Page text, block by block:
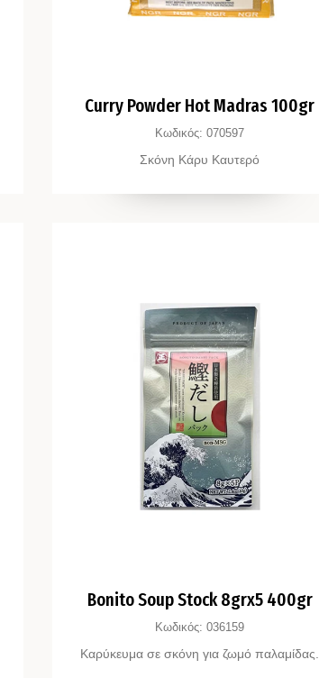
Curry Powder Hot Madras 100gr
Κωδικός: 070597
Σκόνη Κάρυ Καυτερό
Bonito Soup Stock 8grx5 400gr
Κωδικός: 036159
Καρύκευμα σε σκόνη για ζωμό παλαμίδας.